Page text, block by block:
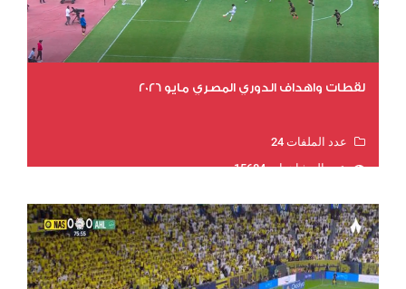
لقطات واهداف الدوري المصري مايو 2026
عدد الملفات 24
عدد المشاهدات 15684